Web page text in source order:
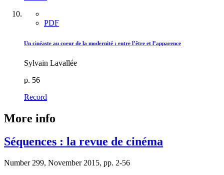
PDF
Un cinéaste au coeur de la modernité : entre l’être et l’apparence
Sylvain Lavallée
p. 56
Record
More info
Séquences : la revue de cinéma
Number 299, November 2015, pp. 2-56